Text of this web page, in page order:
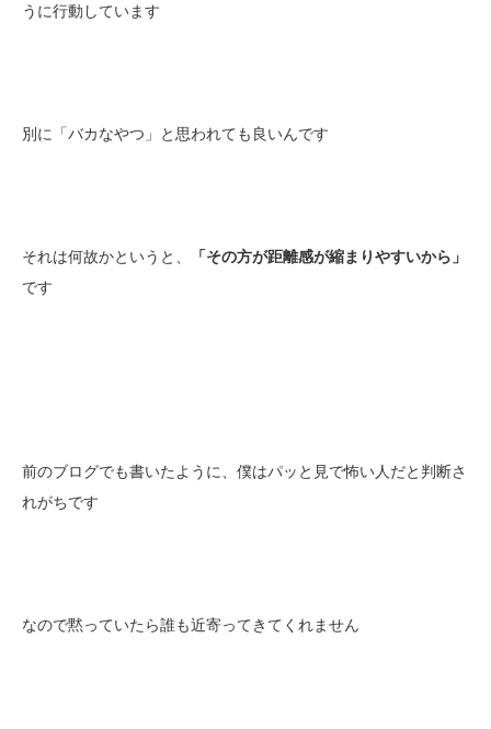
うに行動しています
別に「バカなやつ」と思われても良いんです
それは何故かというと、
「その方が距離感が縮まりやすいから」
です
前のブログでも書いたように、僕はパッと見で怖い人だと判断さ
れがちです
なので黙っていたら誰も近寄ってきてくれません